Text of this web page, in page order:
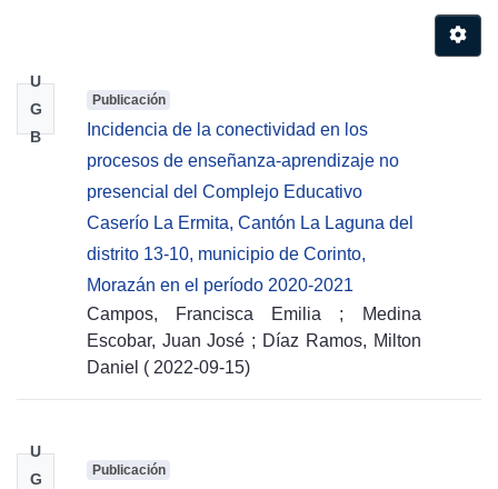
U
G
B
Publicación
Incidencia de la conectividad en los
procesos de enseñanza-aprendizaje no
presencial del Complejo Educativo
Caserío La Ermita, Cantón La Laguna del
distrito 13-10, municipio de Corinto,
Morazán en el período 2020-2021
Campos, Francisca Emilia
;
Medina
Escobar, Juan José ; Díaz Ramos, Milton
Daniel ( 2022-09-15)
U
G
Publicación